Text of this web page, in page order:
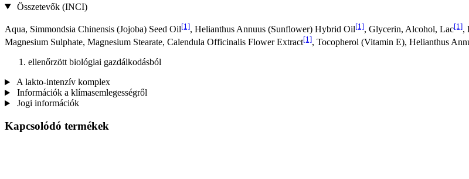
Összetevők (INCI)
Aqua, Simmondsia Chinensis (Jojoba) Seed Oil[1], Helianthus Annuus (Sunflower) Hybrid Oil[1], Glycerin, Alcohol, Lac[1],
Magnesium Sulphate, Magnesium Stearate, Calendula Officinalis Flower Extract[1], Tocopherol (Vitamin E), Helianthus
ellenőrzött biológiai gazdálkodásból
A lakto-intenzív komplex
Információk a klímasemlegességről
Jogi információk
Kapcsolódó termékek